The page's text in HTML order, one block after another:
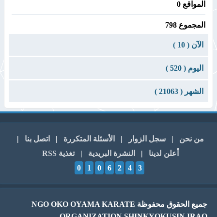
المواقع 0
المجموع 798
الآن ( 10 )
اليوم ( 520 )
الشهر ( 21063 )
من نحن | سجل الزوار | الأسئلة المتكررة | اتصل بنا |
أعلن لدينا | النشرة البريدية |تغذية RSS
0
1 0 6 2 4 3
جميع الحقوق محفوظة NGO OKO OYAMA KARATE